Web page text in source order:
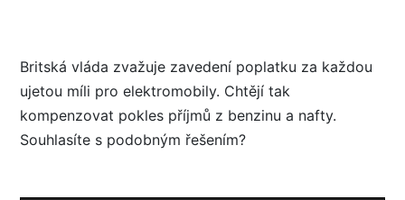
Britská vláda zvažuje zavedení poplatku za každou
ujetou míli pro elektromobily. Chtějí tak
kompenzovat pokles příjmů z benzinu a nafty.
Souhlasíte s podobným řešením?